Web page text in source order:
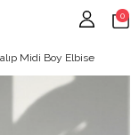
0
Midi Boy Elbise